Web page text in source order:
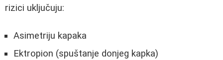
rizici uključuju:
Asimetriju kapaka
Ektropion (spuštanje donjeg kapka)